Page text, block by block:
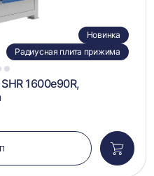
5
Новинка
Радиусная плита прижима
1600e90R,
в